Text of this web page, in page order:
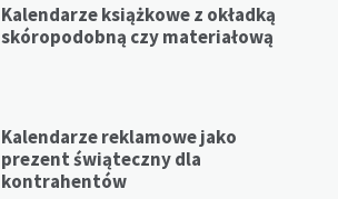
Kalendarze książkowe z okładką
skóropodobną czy materiałową
Kalendarze reklamowe jako
prezent świąteczny dla
kontrahentów